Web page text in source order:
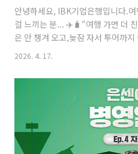
안녕하세요, IBK기업은행입니다.
걸 느끼는 분... ✈️🧳“여행 가면 더
은 안 챙겨 오고,늦잠 자서 투어까
슬 드는 생각.“나… 여행 메이트 잘
나볼 수 있습니다.👉 IBK기업은행
Travel 카드의 자세한 혜택을소개
게, IBK I-Travel 카드여행을 계획
소가 되는데요.IBK기업은행 I-
립을 무제한으로 제공해여행을 즐기
다.[카드 혜택 - 리워드]✓ 대한항공
2026. 4. 17.